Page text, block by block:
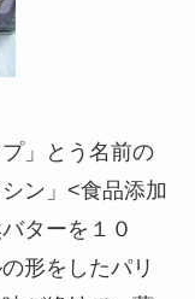
」とう名前の
ン」<食品添加
ターを１０
形をしたパリ